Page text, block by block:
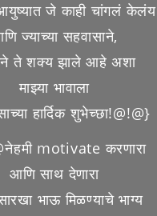
जे काही चांगलं केलंय
ज्याच्या सहवासाने,
ते शक्य झाले आहे अशा
माझ्या भावाला
हार्दिक शुभेच्छा!@!@}
motivate करणारा
आणि साथ देणारा
भाऊ मिळण्याचे भाग्य